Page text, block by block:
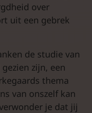
over
uit een gebrek
de studie van
zijn, een
thema
van onszelf kan
je dat jij